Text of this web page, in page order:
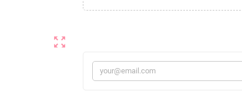
zoom_out_map